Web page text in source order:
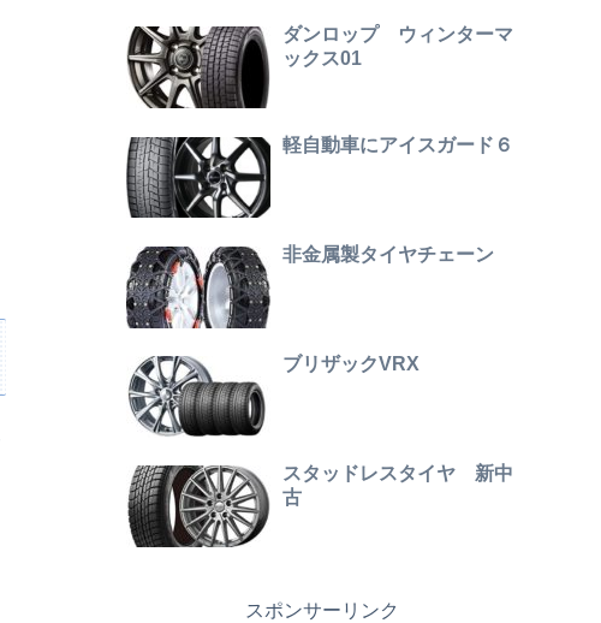
ダンロップ ウィンターマ
ックス01
軽自動車にアイスガード６
非金属製タイヤチェーン
ブリザックVRX
スタッドレスタイヤ 新中
古
スポンサーリンク